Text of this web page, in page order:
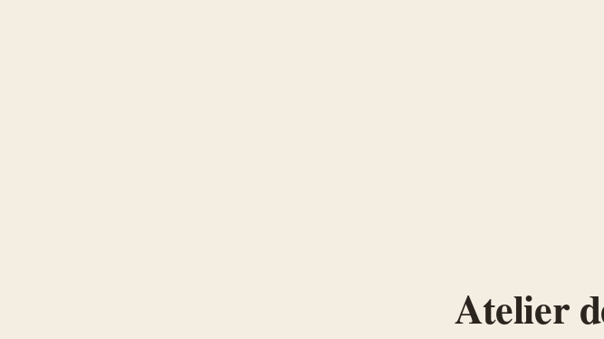
Atelier